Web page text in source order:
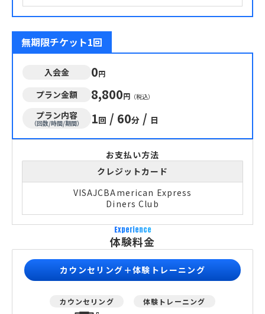
無期限チケット1回
入会金 0円
プラン金額 8,800円 （税込）
プラン内容
（回数/時間/期間） 1回 / 60分 / 日
お支払い方法
クレジットカード
VISAJCBAmerican Express
Diners Club
Experience
体験料金
カウンセリング＋体験トレーニング
カウンセリング 体験トレーニング